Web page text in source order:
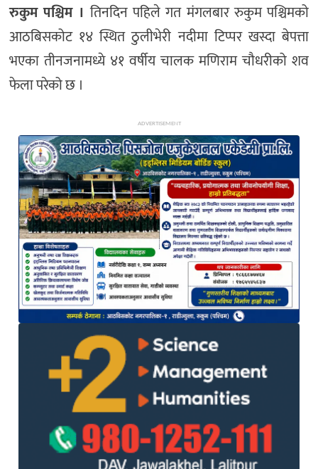
रुकुम पश्चिम ।तिनदिन पहिले गत मंगलबार रुकुम पश्चिमको
आठबिसकोट १४ स्थित ठुलीभेरी नदीमा टिप्पर खस्दा बेपत्ता
भएका तीनजनामध्ये ४१ वर्षीय चालक मणिराम चौधरीको शव
फेला परेको छ ।
ADVERTISEMENT